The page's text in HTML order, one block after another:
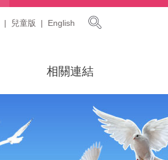
兒童版 English
相關連結